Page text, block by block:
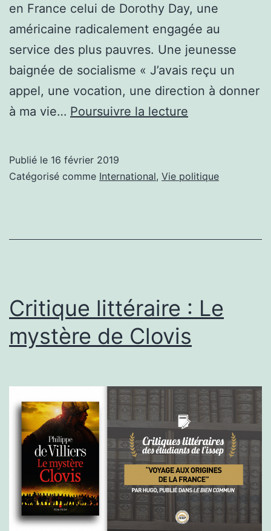
en France celui de Dorothy Day, une
américaine radicalement engagée au
service des plus pauvres. Une jeunesse
baignée de socialisme « J’avais reçu un
appel, une vocation, une direction à donner
à ma vie… Poursuivre la lecture
femme
Publié le 16 février 2019
Catégorisé comme International, Vie politique
Critique littéraire : Le
mystère de Clovis